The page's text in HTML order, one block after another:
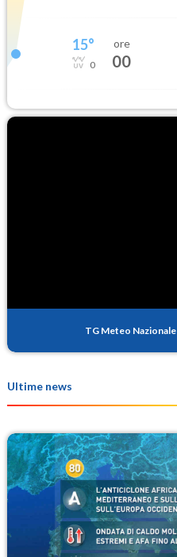
15°
0
ore
00
TG Meteo Nazionale
Ultime news